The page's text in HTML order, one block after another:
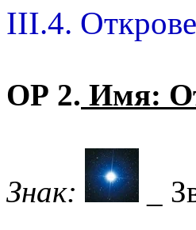
III.4.
ОР 2. Имя:
Знак: _